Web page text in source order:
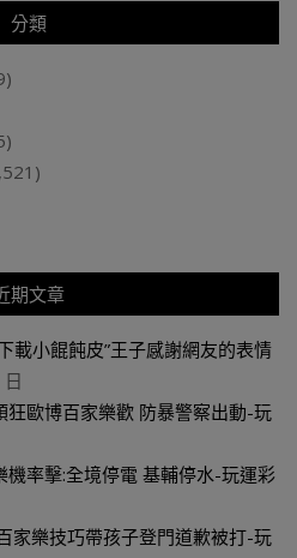
分類
期文章
載小餛飩皮”王子感謝網友的表情
歐博百家樂歡 防暴警察出動-玩
率擊:全境停電 基輔停水-玩運彩
家樂技巧帶孩子登門道歉被打-玩